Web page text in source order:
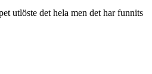
utlöste det hela men det har funnits